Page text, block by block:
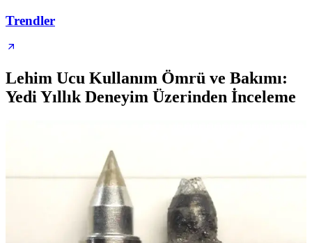
Trendler
Lehim Ucu Kullanım Ömrü ve Bakımı:
Yedi Yıllık Deneyim Üzerinden İnceleme